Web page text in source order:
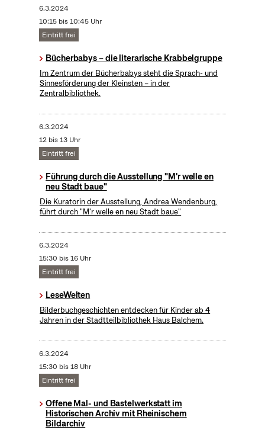
6.3.2024
10:15 bis 10:45 Uhr
Eintritt frei
Bücherbabys – die literarische Krabbelgruppe
Im Zentrum der Bücherbabys steht die Sprach- und
Sinnesförderung der Kleinsten – in der
Zentralbibliothek.
6.3.2024
12 bis 13 Uhr
Eintritt frei
Führung durch die Ausstellung "M'r welle en
neu Stadt baue"
Die Kuratorin der Ausstellung, Andrea Wendenburg,
führt durch "M'r welle en neu Stadt baue"
6.3.2024
15:30 bis 16 Uhr
Eintritt frei
LeseWelten
Bilderbuchgeschichten entdecken für Kinder ab 4
Jahren in der Stadtteilbibliothek Haus Balchem.
6.3.2024
15:30 bis 18 Uhr
Eintritt frei
Offene Mal- und Bastelwerkstatt im
Historischen Archiv mit Rheinischem
Bildarchiv